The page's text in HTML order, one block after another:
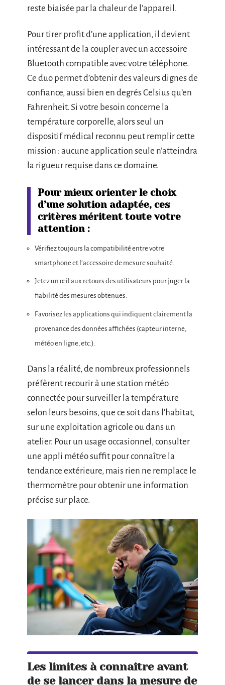
reste biaisée par la chaleur de l’appareil.
Pour tirer profit d’une application, il devient
intéressant de la coupler avec un accessoire
Bluetooth compatible avec votre téléphone.
Ce duo permet d’obtenir des valeurs dignes de
confiance, aussi bien en degrés Celsius qu’en
Fahrenheit. Si votre besoin concerne la
température corporelle, alors seul un
dispositif médical reconnu peut remplir cette
mission : aucune application seule n’atteindra
la rigueur requise dans ce domaine.
Pour mieux orienter le choix
d’une solution adaptée, ces
critères méritent toute votre
attention :
Vérifiez toujours la compatibilité entre votre
smartphone et l’accessoire de mesure souhaité.
Jetez un œil aux retours des utilisateurs pour juger la
fiabilité des mesures obtenues.
Favorisez les applications qui indiquent clairement la
provenance des données affichées (capteur interne,
météo en ligne, etc.).
Dans la réalité, de nombreux professionnels
préfèrent recourir à une station météo
connectée pour surveiller la température
selon leurs besoins, que ce soit dans l’habitat,
sur une exploitation agricole ou dans un
atelier. Pour un usage occasionnel, consulter
une appli météo suffit pour connaître la
tendance extérieure, mais rien ne remplace le
thermomètre pour obtenir une information
précise sur place.
Les limites à connaître avant
de se lancer dans la mesure de